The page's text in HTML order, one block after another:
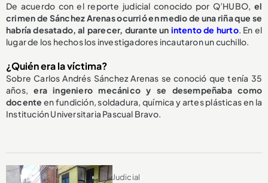
De acuerdo con el reporte judicial conocido por Q’HUBO, el
crimen de Sánchez Arenas ocurrió en medio de una riña que se
habría desatado, al parecer, durante un intento de hurto. En el
lugar de los hechos los investigadores incautaron un cuchillo.
¿Quién era la víctima?
Sobre Carlos Andrés Sánchez Arenas se conoció que tenía 35
años,era ingeniero mecánico y se desempeñaba como
docente en fundición, soldadura, química y artes plásticas en la
Institución Universitaria Pascual Bravo.
Judicial